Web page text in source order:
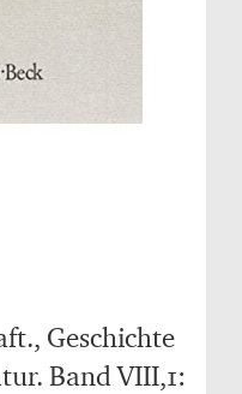
Geschichte
Band VIII,1: